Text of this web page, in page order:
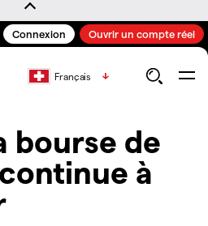
Connexion Ouvrir un compte réel
Français
bourse de
à